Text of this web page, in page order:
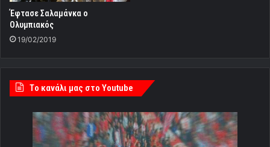
Έφτασε Σαλαμάνκα ο
Ολυμπιακός
19/02/2019
Tο κανάλι μας στο Youtube